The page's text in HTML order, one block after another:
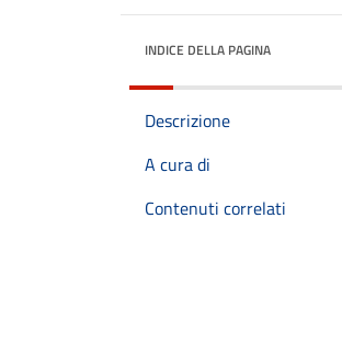
INDICE DELLA PAGINA
Descrizione
A cura di
Contenuti correlati